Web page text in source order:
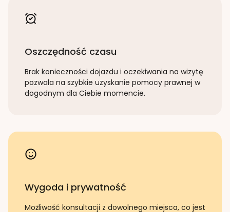
Oszczędność czasu
Brak konieczności dojazdu i oczekiwania na wizytę
pozwala na szybkie uzyskanie pomocy prawnej w
dogodnym dla Ciebie momencie.
Wygoda i prywatność
Możliwość konsultacji z dowolnego miejsca, co jest